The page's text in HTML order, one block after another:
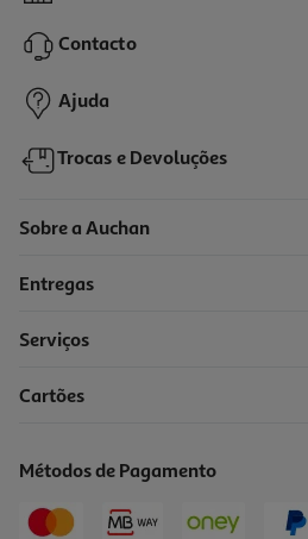
12,99 €
Contacto
Ajuda
Trocas e Devoluções
Sobre a Auchan
Entregas
Serviços
Cartões
Métodos de Pagamento